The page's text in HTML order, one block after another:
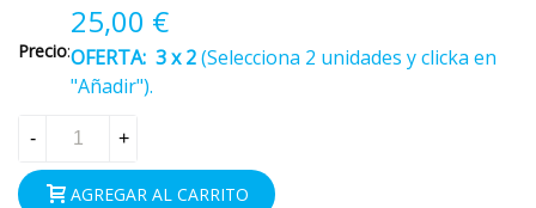
Precio:
25,00 €
OFERTA: 3 x 2(Selecciona 2 unidades y clicka en
"Añadir").
- +
AGREGAR AL CARRITO